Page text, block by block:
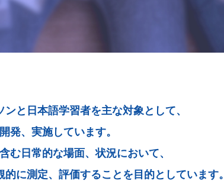
と日本語学習者を主な対象として、
発、実施しています。
む日常的な場面、状況において、
に測定、評価することを目的としています。